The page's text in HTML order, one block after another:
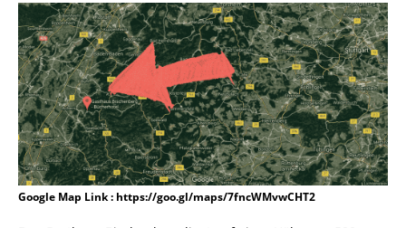
Google Map Link : https://goo.gl/maps/7fncWMvwCHT2